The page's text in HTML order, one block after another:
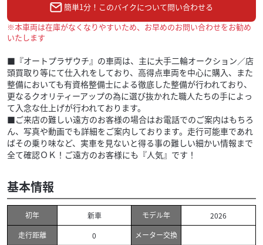
簡単1分！このバイクについて問い合わせる
※本車両は在庫がなくなりやすいため、お早めのお問い合わせをお勧め
いたします
■『オートプラザウチ』の車両は、主に大手二輪オークション／店
頭買取り等にて仕入れをしており、高得点車両を中心に購入、また
整備においても有資格整備士による徹底した整備が行われており、
更なるクオリティーアップの為に選び抜かれた職人たちの手によっ
て入念な仕上げが行われております。
■ご来店の難しい遠方のお客様の場合はお電話でのご案内はもちろ
ん、写真や動画でも詳細をご案内しております。走行可能車であれ
ばその乗り味など、実車を見ないと得る事の難しい細かい情報まで
全て確認ＯＫ！ご遠方のお客様にも『人気』です！
基本情報
初年 新車 モデル年
2026
走行距離
0
メーター交換